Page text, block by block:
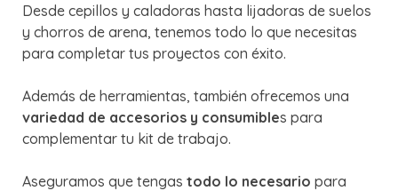
Desde cepillos y caladoras hasta lijadoras de suelos
y chorros de arena, tenemos todo lo que necesitas
para completar tus proyectos con éxito.
Además de herramientas, también ofrecemos una
variedad de accesorios y consumibles para
complementar tu kit de trabajo.
Aseguramos que tengastodo lo necesariopara